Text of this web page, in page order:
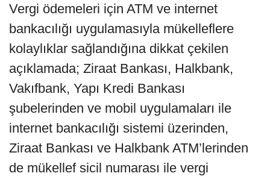
Vergi ödemeleri için ATM ve internet
bankacılığı uygulamasıyla mükelleflere
kolaylıklar sağlandığına dikkat çekilen
açıklamada; Ziraat Bankası, Halkbank,
Vakıfbank, Yapı Kredi Bankası
şubelerinden ve mobil uygulamaları ile
internet bankacılığı sistemi üzerinden,
Ziraat Bankası ve Halkbank ATM’lerinden
de mükellef sicil numarası ile vergi